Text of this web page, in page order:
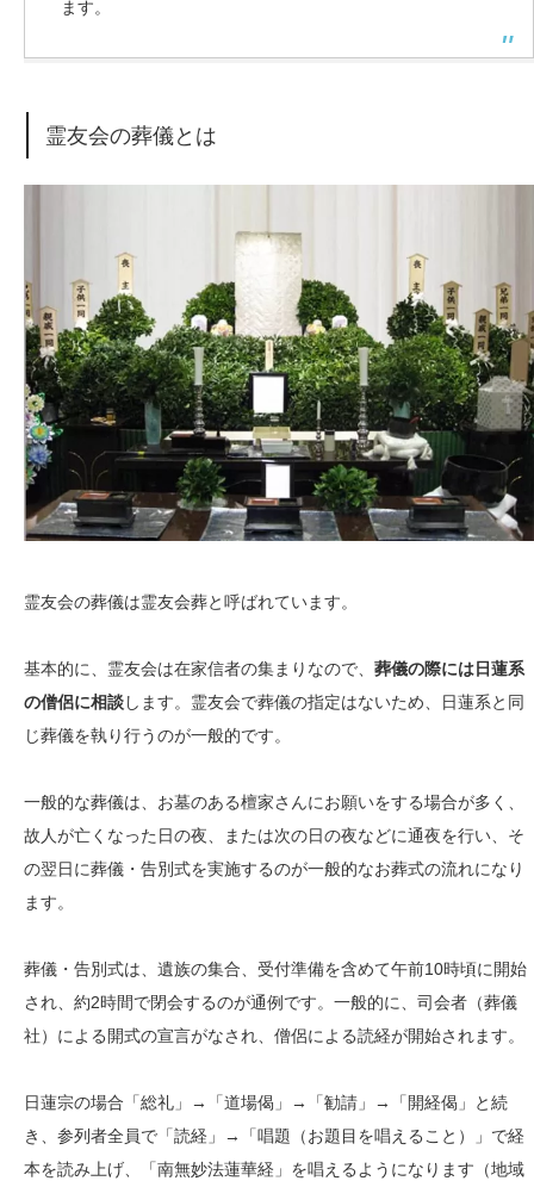
ます。
霊友会の葬儀とは
霊友会の葬儀は霊友会葬と呼ばれています。
基本的に、霊友会は在家信者の集まりなので、 葬儀の際には日蓮系
の僧侶に相談します。霊友会で葬儀の指定はないため、日蓮系と同
じ葬儀を執り行うのが一般的です。
一般的な葬儀は、お墓のある檀家さんにお願いをする場合が多く、
故人が亡くなった日の夜、または次の日の夜などに通夜を行い、そ
の翌日に葬儀・告別式を実施するのが一般的なお葬式の流れになり
ます。
葬儀・告別式は、遺族の集合、受付準備を含めて午前10時頃に開始
され、約2時間で閉会するのが通例です。一般的に、司会者（葬儀
社）による開式の宣言がなされ、僧侶による読経が開始されます。
日蓮宗の場合「総礼」→「道場偈」→「勧請」→「開経偈」と続
き、参列者全員で「読経」→「唱題（お題目を唱えること）」で経
本を読み上げ、「南無妙法蓮華経」を唱えるようになります（地域